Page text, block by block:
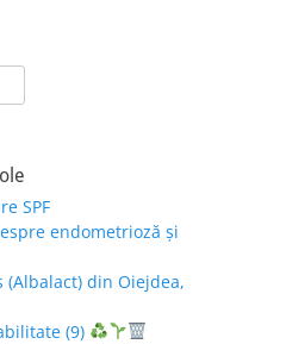
SPF
endometrioză și
(Albalact) din Oiejdea,
(9)